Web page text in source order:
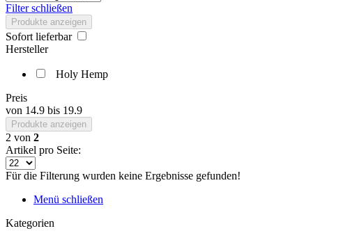
Filter schließen
Produkte anzeigen
Sofort lieferbar
Hersteller
Holy Hemp
Preis
von 14.9 bis 19.9
Produkte anzeigen
2 von 2
Artikel pro Seite:
Für die Filterung wurden keine Ergebnisse gefunden!
Menü schließen
Kategorien